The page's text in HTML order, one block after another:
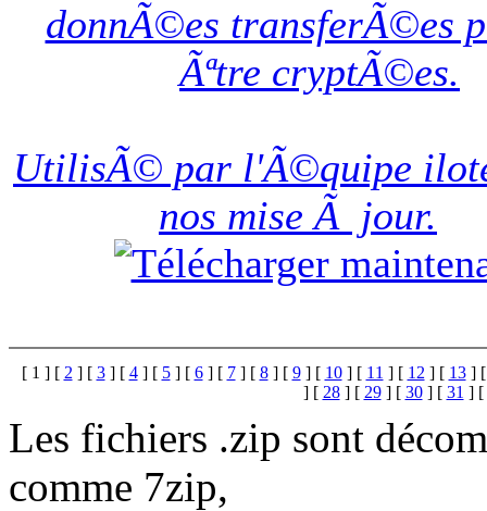
donnÃ©es transferÃ©es
Ãªtre cryptÃ©es.
UtilisÃ© par l'Ã©quipe
nos mise Ã jour.
[ 1 ] [ 2 ] [ 3] [ 4] [ 5] [ 6] [ 7] [ 8] [ 9] [ 10] [ 11 ] [ 12 ] [ 13]
] [ 28] [ 29] [ 30] [ 31 ] [
Les fichiers .zip sont
comme 7zip,